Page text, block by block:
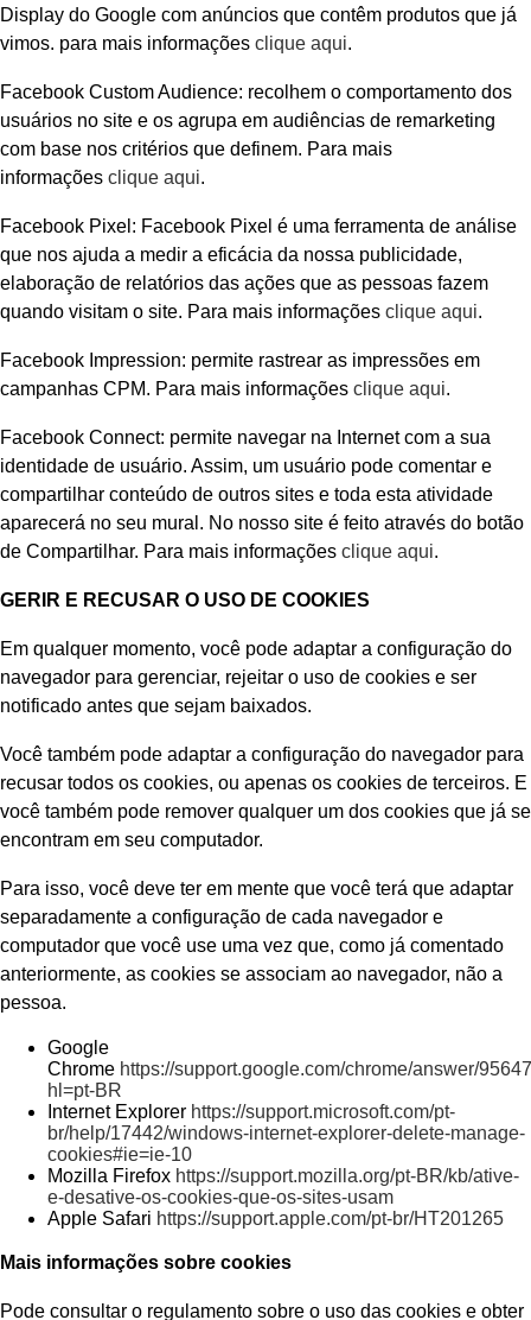
Display do Google com anúncios que contêm produtos que já
vimos. para mais informações clique aqui.
Facebook Custom Audience: recolhem o comportamento dos
usuários no site e os agrupa em audiências de remarketing
com base nos critérios que definem. Para mais
informações clique aqui.
Facebook Pixel: Facebook Pixel é uma ferramenta de análise
que nos ajuda a medir a eficácia da nossa publicidade,
elaboração de relatórios das ações que as pessoas fazem
quando visitam o site. Para mais informações clique aqui.
Facebook Impression: permite rastrear as impressões em
campanhas CPM. Para mais informações clique aqui.
Facebook Connect: permite navegar na Internet com a sua
identidade de usuário. Assim, um usuário pode comentar e
compartilhar conteúdo de outros sites e toda esta atividade
aparecerá no seu mural. No nosso site é feito através do botão
de Compartilhar. Para mais informações clique aqui.
GERIR E RECUSAR O USO DE COOKIES
Em qualquer momento, você pode adaptar a configuração do
navegador para gerenciar, rejeitar o uso de cookies e ser
notificado antes que sejam baixados.
Você também pode adaptar a configuração do navegador para
recusar todos os cookies, ou apenas os cookies de terceiros. E
você também pode remover qualquer um dos cookies que já se
encontram em seu computador.
Para isso, você deve ter em mente que você terá que adaptar
separadamente a configuração de cada navegador e
computador que você use uma vez que, como já comentado
anteriormente, as cookies se associam ao navegador, não a
pessoa.
Google
Chrome https://support.google.com/chrome/answer/
hl=pt-BR
Internet Explorer https://support.microsoft.com/pt-
br/help/17442/windows-internet-explorer-delete-manage-
cookies#ie=ie-10
Mozilla Firefox https://support.mozilla.org/pt-BR/kb/ative-
e-desative-os-cookies-que-os-sites-usam
Apple Safari https://support.apple.com/pt-br/HT201265
Mais informações sobre cookies
Pode consultar o regulamento sobre o uso das cookies e obter